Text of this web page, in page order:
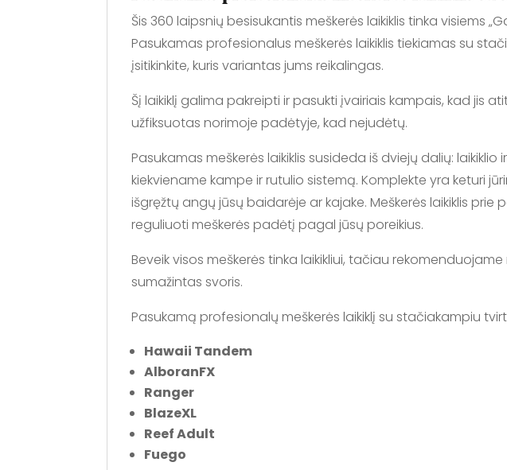
Šis 360 laipsnių besisukantis meškerės laikiklis tinka visiems
Pasukamas profesionalus meškerės laikiklis tiekiamas su
įsitikinkite, kuris variantas jums reikalingas.
Šį laikiklį galima pakreipti ir pasukti įvairiais kampais, kad jis
užfiksuotas norimoje padėtyje, kad nejudėtų.
Pasukamas meškerės laikiklis susideda iš dviejų dalių:
kiekviename kampe ir rutulio sistemą. Komplekte yra keturi
išgręžtų angų jūsų baidarėje ar kajake. Meškerės laikiklis
reguliuoti meškerės padėtį pagal jūsų poreikius.
Beveik visos meškerės tinka laikikliui, tačiau
sumažintas svoris.
Pasukamą profesionalų meškerės laikiklį su stačiakampiu
Hawaii Tandem
AlboranFX
Ranger
BlazeXL
Reef Adult
Fuego